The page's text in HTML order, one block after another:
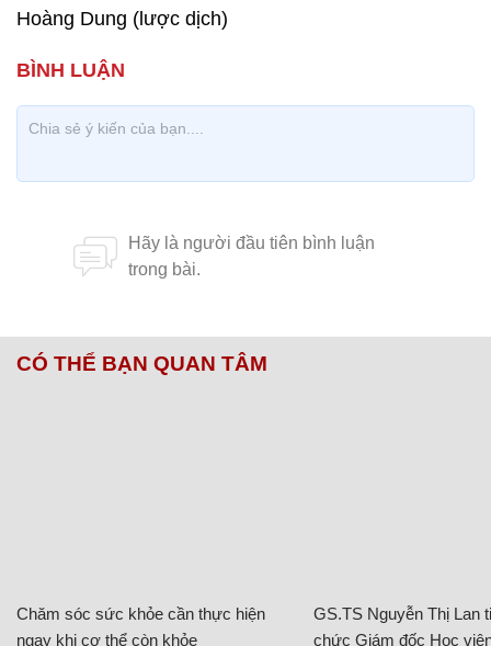
Hoàng Dung (lược dịch)
CÓ THỂ BẠN QUAN TÂM
Chăm sóc sức khỏe cần thực hiện
ngay khi cơ thể còn khỏe
GS.TS Nguyễn Thị Lan
chức Giám đốc Học